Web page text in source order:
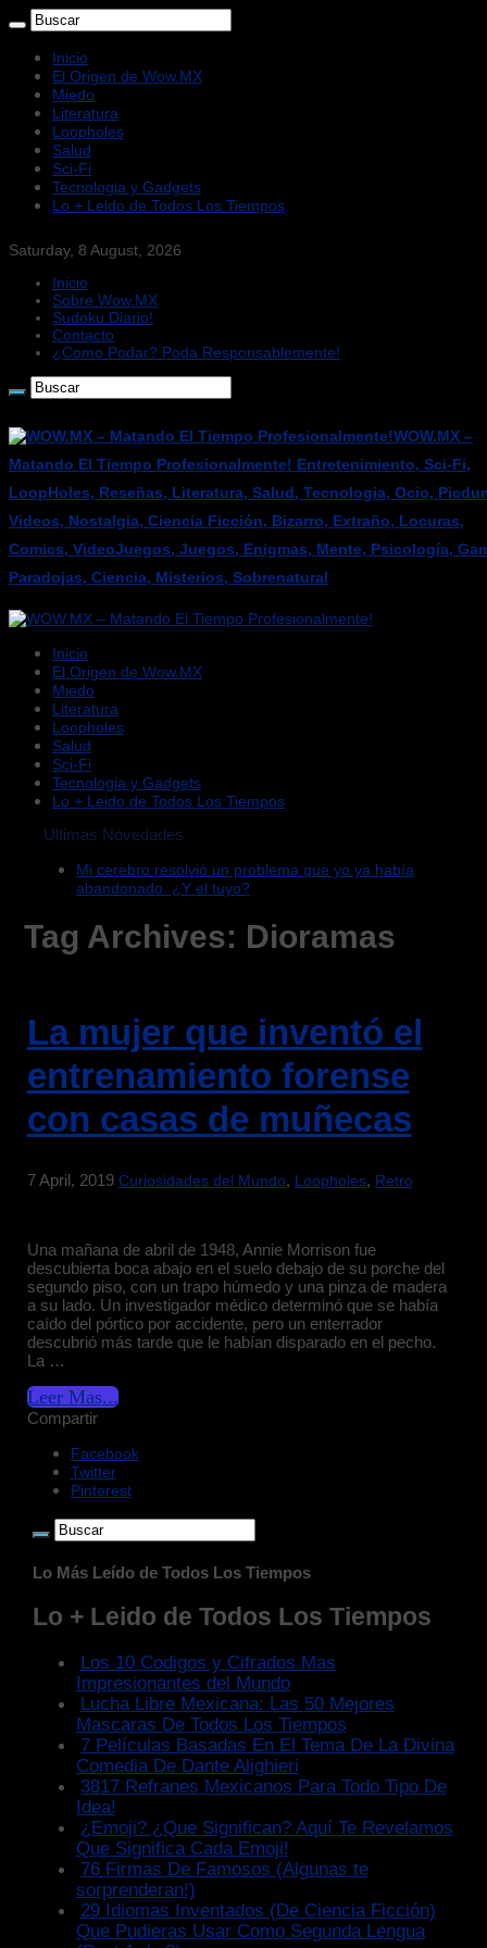
Inicio
El Origen de Wow.MX
Miedo
Literatura
Loopholes
Salud
Sci-Fi
Tecnologia y Gadgets
Lo + Leido de Todos Los Tiempos
Saturday, 8 August, 2026
Inicio
Sobre Wow.MX
Sudoku Diario!
Contacto
¿Como Podar? Poda Responsablemente!
WOW.MX –
Matando El Tiempo Profesionalmente! Entretenimiento, Sci-Fi,
LoopHoles, Reseñas, Literatura, Salud, Tecnologia, Ocio,
Videos, Nostalgia, Ciencia Ficción, Bizarro, Extraño, Locuras,
Comics, VideoJuegos, Juegos, Enigmas, Mente, Psicología,
Paradojas, Ciencia, Misterios, Sobrenatural
Inicio
El Origen de Wow.MX
Miedo
Literatura
Loopholes
Salud
Sci-Fi
Tecnologia y Gadgets
Lo + Leido de Todos Los Tiempos
Ultimas Novedades
Mi cerebro resolvió un problema que yo ya había
abandonado. ¿Y el tuyo?
Tag Archives: Dioramas
La mujer que inventó el
entrenamiento forense
con casas de muñecas
7 April, 2019 Curiosidades del Mundo, Loopholes, Retro
Una mañana de abril de 1948, Annie Morrison fue
descubierta boca abajo en el suelo debajo de su porche del
segundo piso, con un trapo húmedo y una pinza de madera
a su lado. Un investigador médico determinó que se había
caído del pórtico por accidente, pero un enterrador
descubrió más tarde que le habían disparado en el pecho.
La …
Leer Mas...
Compartir
Facebook
Twitter
Pinterest
Lo Más Leído de Todos Los Tiempos
Lo + Leido de Todos Los Tiempos
Los 10 Codigos y Cifrados Mas
Impresionantes del Mundo
Lucha Libre Mexicana: Las 50 Mejores
Mascaras De Todos Los Tiempos
7 Películas Basadas En El Tema De La Divina
Comedia De Dante Alighieri
3817 Refranes Mexicanos Para Todo Tipo De
Idea!
¿Emoji? ¿Que Significan? Aquí Te Revelamos
Que Significa Cada Emoji!
76 Firmas De Famosos (Algunas te
sorprenderan!)
29 Idiomas Inventados (De Ciencia Ficción)
Que Pudieras Usar Como Segunda Lengua